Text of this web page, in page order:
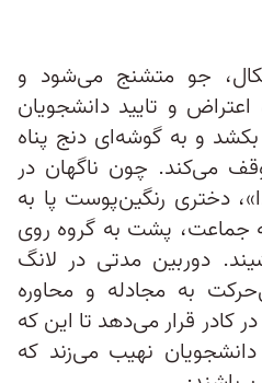
جو متشنج می‌شود و
و تایید دانشجویان
و به گوشه‌ای دنج پناه
می‌کند. چون ناگهان در
دختری رنگین‌پوست پا به
جماعت، پشت‌ به گروه روی
دوربین مدتی در لانگ
به مجادله و محاوره‌
قرار می‌دهد تا این که
نهیب می‌زند که